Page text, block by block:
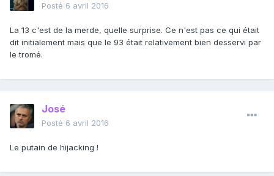
Posté 6 avril 2016
La 13 c'est de la merde, quelle surprise. Ce n'est pas ce qui était
dit initialement mais que le 93 était relativement bien desservi par
le tromé.
José
Posté 6 avril 2016
Le putain de hijacking !